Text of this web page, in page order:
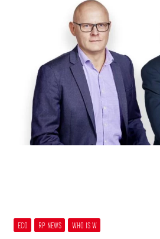
ECO RP NEWS WHO IS W